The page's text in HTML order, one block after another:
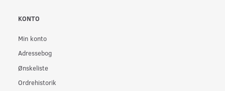
KONTO
Min konto
Adressebog
Ønskeliste
Ordrehistorik